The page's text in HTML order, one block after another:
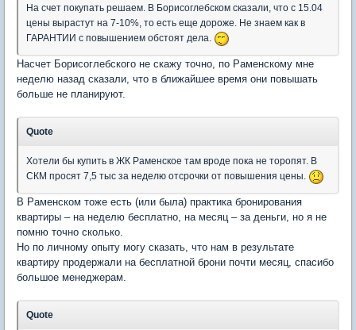
На счет покупать решаем. В Борисоглебском сказали, что с 15.04
цены вырастут на 7-10%, то есть еще дороже. Не знаем как в
ГАРАНТИИ с повышением обстоят дела.
Насчет Борисоглебского не скажу точно, по Раменскому мне
неделю назад сказали, что в ближайшее время они повышать
больше не планируют.
Quote
Хотели бы купить в ЖК Раменское там вроде пока не торопят. В
СКМ просят 7,5 тыс за неделю отсрочки от повышения цены.
В Раменском тоже есть (или была) практика бронирования
квартиры – на неделю бесплатно, на месяц – за деньги, но я не
помню точно сколько.
Но по личному опыту могу сказать, что нам в результате
квартиру продержали на бесплатной брони почти месяц, спасибо
большое менеджерам.
Quote